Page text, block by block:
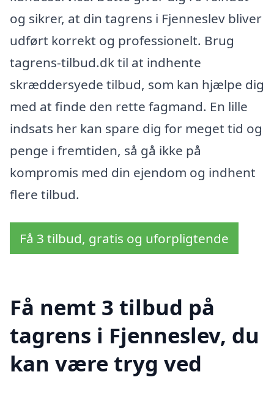
og sikrer, at din tagrens i Fjenneslev bliver
udført korrekt og professionelt. Brug
tagrens-tilbud.dk til at indhente
skræddersyede tilbud, som kan hjælpe dig
med at finde den rette fagmand. En lille
indsats her kan spare dig for meget tid og
penge i fremtiden, så gå ikke på
kompromis med din ejendom og indhent
flere tilbud.
Få 3 tilbud, gratis og uforpligtende
Få nemt 3 tilbud på
tagrens i Fjenneslev, du
kan være tryg ved